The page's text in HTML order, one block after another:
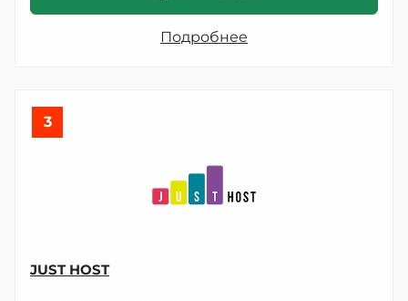
Подробнее
3
JUST HOST